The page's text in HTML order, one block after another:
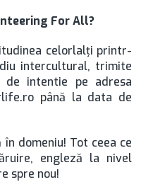
For All?
celorlalţi printr-
intercultural, trimite
intentie pe adresa
până la data de
domeniu! Tot ceea ce
engleză la nivel
spre nou!